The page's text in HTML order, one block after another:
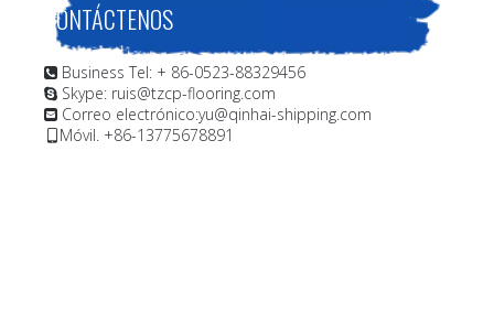
CONTÁCTENOS
 Business Tel: + 86-0523-88329456
 Skype: ruis@tzcp-flooring.com
 Correo electrónico:yu@qinhai-shipping.com
Móvil. +86-13775678891